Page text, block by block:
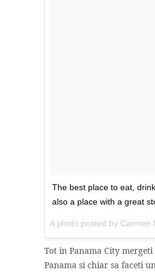
The best place to eat,
also a place with a great
Tot in Panama City
Panama si chiar sa faceti